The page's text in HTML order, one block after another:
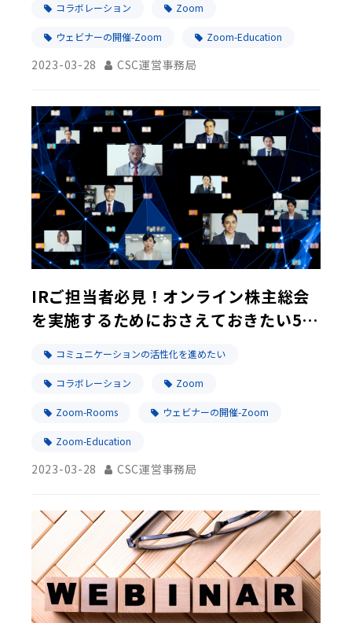
コラボレーション Zoom
ウェビナーの開催-Zoom Zoom-Education
2023-03-28 CSC運営事務局
IRご担当者必見！オンライン株主総会
を実施するためにおさえておきたい5つ
コミュニケーションの活性化を進めたい
コラボレーション Zoom
Zoom-Rooms ウェビナーの開催-Zoom
Zoom-Education
2023-03-28 CSC運営事務局